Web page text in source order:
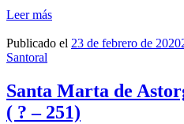
Leer más
Publicado el 23 de febrero de 2020
Santoral
Santa Marta de
( ? – 251)